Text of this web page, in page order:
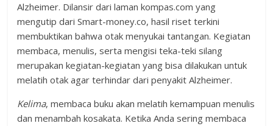
Alzheimer. Dilansir dari laman kompas.com yang
mengutip dari Smart-money.co, hasil riset terkini
membuktikan bahwa otak menyukai tantangan. Kegiatan
membaca, menulis, serta mengisi teka-teki silang
merupakan kegiatan-kegiatan yang bisa dilakukan untuk
melatih otak agar terhindar dari penyakit Alzheimer.
Kelima, membaca buku akan melatih kemampuan menulis
dan menambah kosakata. Ketika Anda sering membaca